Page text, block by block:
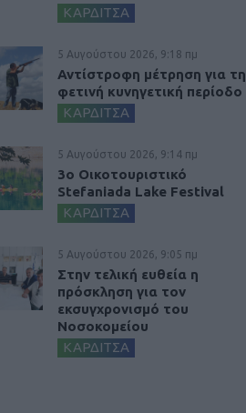
ΚΑΡΔΙΤΣΑ
5 Αυγούστου 2026, 9:18 πμ
Αντίστροφη μέτρηση για τη
φετινή κυνηγετική περίοδο
ΚΑΡΔΙΤΣΑ
5 Αυγούστου 2026, 9:14 πμ
3ο Οικοτουριστικό
Stefaniada Lake Festival
ΚΑΡΔΙΤΣΑ
5 Αυγούστου 2026, 9:05 πμ
Στην τελική ευθεία η
πρόσκληση για τον
εκσυγχρονισμό του
Νοσοκομείου
ΚΑΡΔΙΤΣΑ